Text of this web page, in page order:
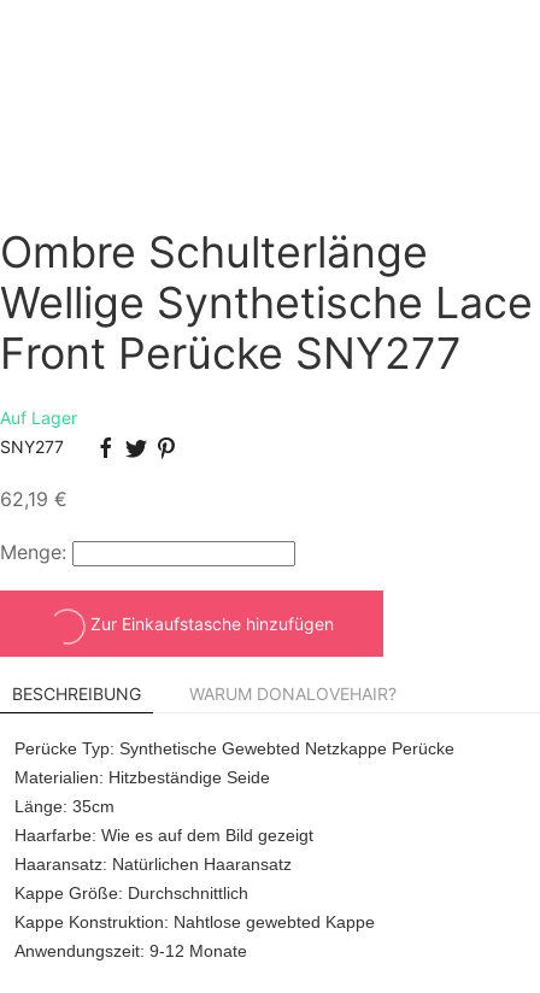
Ombre Schulterlänge
Wellige Synthetische Lace
Front Perücke SNY277
Auf Lager
SNY277
62,19 €
Menge:
Zur Einkaufstasche hinzufügen
BESCHREIBUNG WARUM DONALOVEHAIR?
Perücke Typ: Synthetische Gewebted Netzkappe Perücke
Materialien: Hitzbeständige Seide
Länge: 35cm
Haarfarbe: Wie es auf dem Bild gezeigt
Haaransatz: Natürlichen Haaransatz
Kappe Größe: Durchschnittlich
Kappe Konstruktion: Nahtlose gewebted Kappe
Anwendungszeit: 9-12 Monate